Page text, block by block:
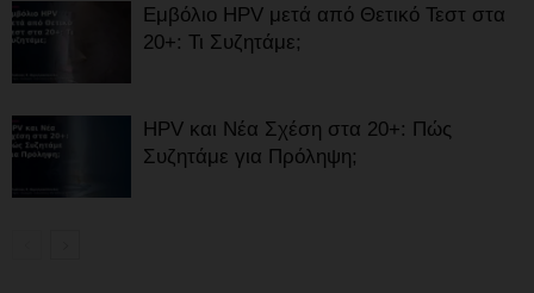
Εμβόλιο HPV μετά από Θετικό Τεστ στα
20+: Τι Συζητάμε;
HPV και Νέα Σχέση στα 20+: Πώς
Συζητάμε για Πρόληψη;